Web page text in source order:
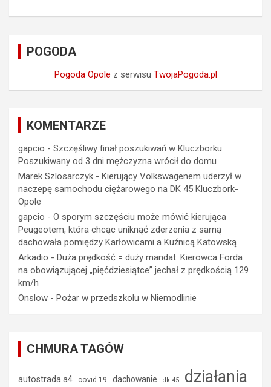
POGODA
Pogoda Opole z serwisu TwojaPogoda.pl
KOMENTARZE
gapcio - Szczęśliwy finał poszukiwań w Kluczborku.
Poszukiwany od 3 dni mężczyzna wrócił do domu
Marek Szlosarczyk - Kierujący Volkswagenem uderzył w
naczepę samochodu ciężarowego na DK 45 Kluczbork-
Opole
gapcio - O sporym szczęściu może mówić kierująca
Peugeotem, która chcąc uniknąć zderzenia z sarną
dachowała pomiędzy Karłowicami a Kuźnicą Katowską
Arkadio - Duża prędkość = duży mandat. Kierowca Forda
na obowiązującej „pięćdziesiątce” jechał z prędkością 129
km/h
Onslow - Pożar w przedszkolu w Niemodlinie
CHMURA TAGÓW
autostrada a4 covid-19 dachowanie dk 45 działania